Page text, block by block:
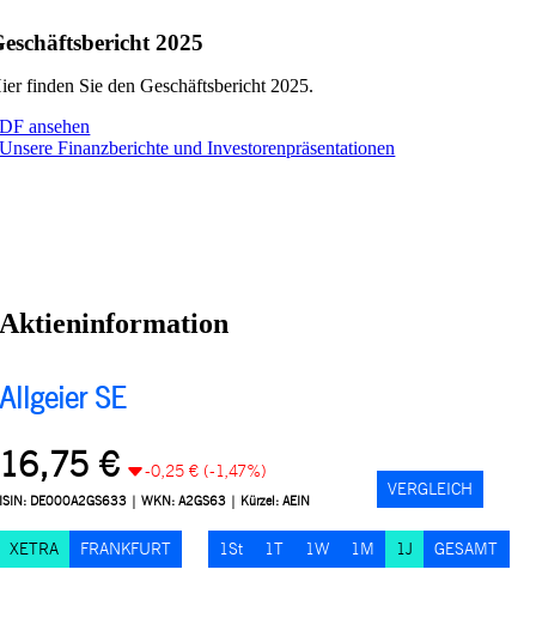
2025
finden Sie den Geschäftsbericht 2025.
ansehen
Unsere Finanzberichte und Investorenpräsentationen
Aktieninformation